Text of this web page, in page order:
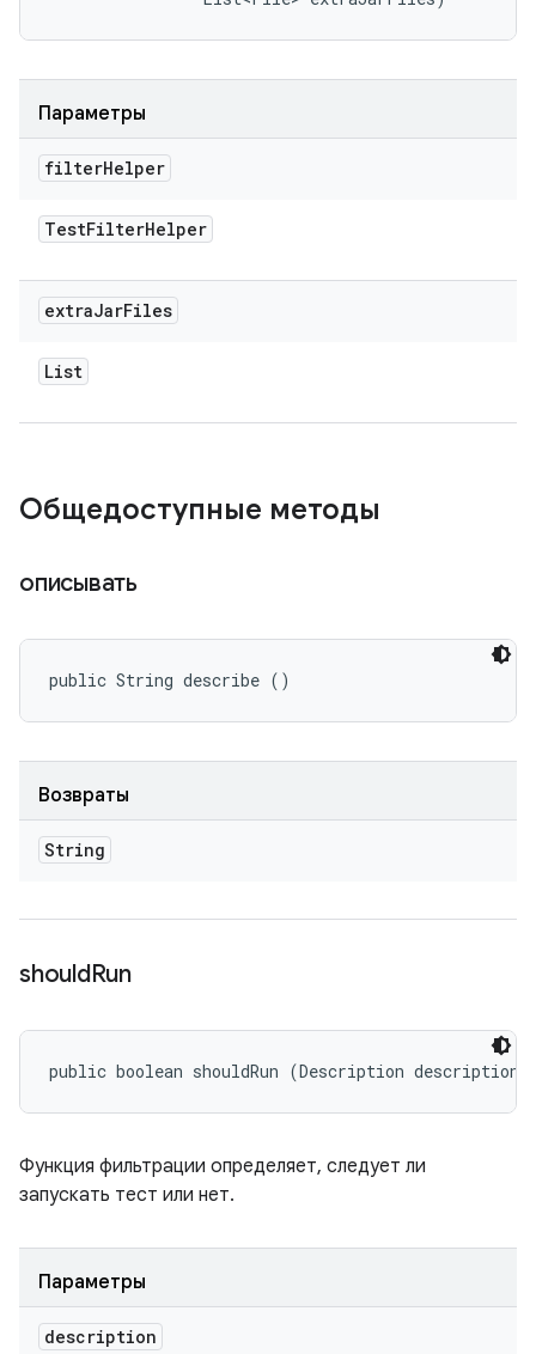
Параметры
filterHelper
TestFilterHelper
extraJarFiles
List
Общедоступные методы
описывать
public String describe ()
Возвраты
String
shouldRun
public boolean shouldRun (Description description)
Функция фильтрации определяет, следует ли
запускать тест или нет.
Параметры
description